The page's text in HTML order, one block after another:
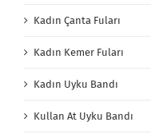
Kadın Çanta Fuları
Kadın Kemer Fuları
Kadın Uyku Bandı
Kullan At Uyku Bandı